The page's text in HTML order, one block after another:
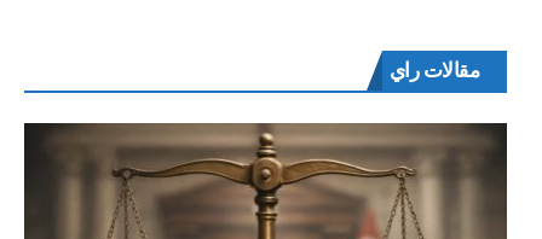
مقالات راي